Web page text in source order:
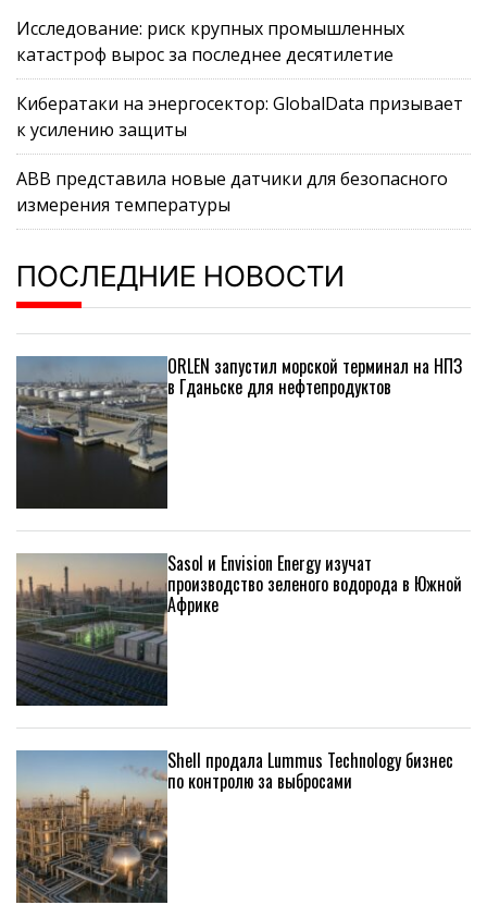
Исследование: риск крупных промышленных
катастроф вырос за последнее десятилетие
Кибератаки на энергосектор: GlobalData призывает
к усилению защиты
ABB представила новые датчики для безопасного
измерения температуры
ПОСЛЕДНИЕ НОВОСТИ
ORLEN запустил морской терминал на НПЗ
в Гданьске для нефтепродуктов
Sasol и Envision Energy изучат
производство зеленого водорода в Южной
Африке
Shell продала Lummus Technology бизнес
по контролю за выбросами